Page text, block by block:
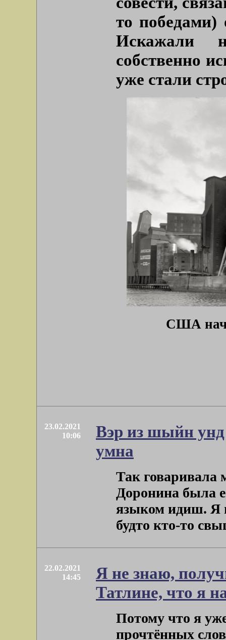
то победами)
Искажали
собственно
уже стали
США
23.02.2021
10:06
Вэр из шыйн унд
умна
Так говаривала
Доронина была
языком идиш. Я
будто кто-то
22.02.2021
14:45
Я не знаю,
Татлине, что я
Потому что я
прочтённых